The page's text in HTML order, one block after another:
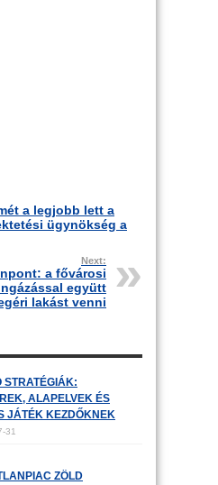
a legjobb lett a
ügynökség a
Next:
a fővárosi
együtt
lakást venni
STRATÉGIÁK:
ALAPELVEK ÉS
JÁTÉK KEZDŐKNEK
31
ZÖLD